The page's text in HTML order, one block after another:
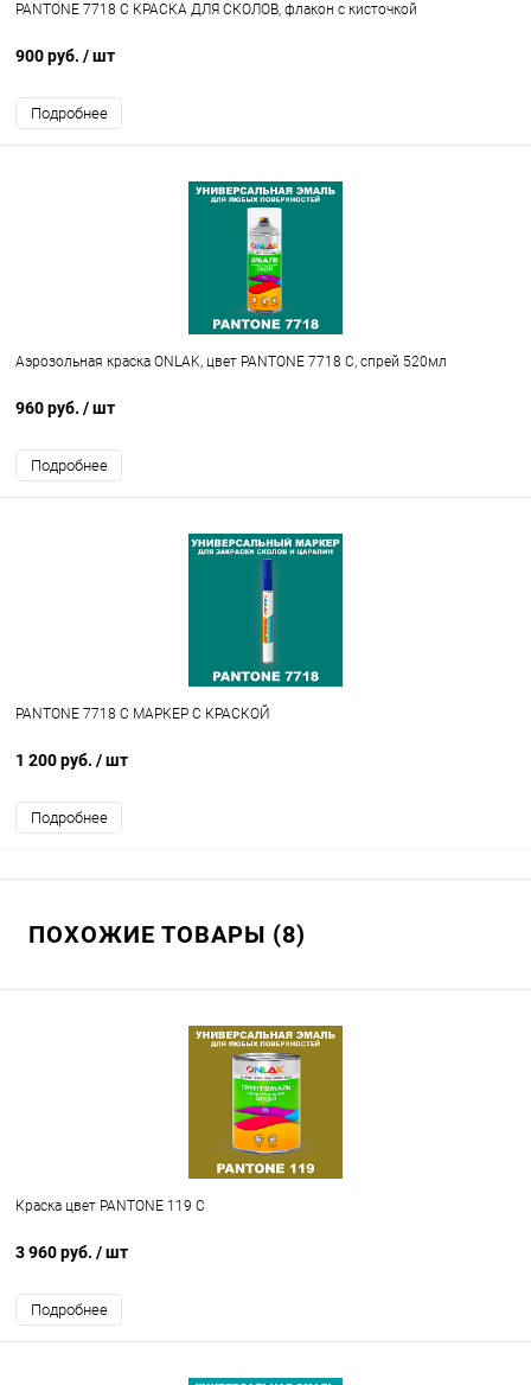
PANTONE 7718 C КРАСКА ДЛЯ СКОЛОВ, флакон с кисточкой
900 руб. / шт
Подробнее
Аэрозольная краска ONLAK, цвет PANTONE 7718 C, спрей 520мл
960 руб. / шт
Подробнее
PANTONE 7718 C МАРКЕР С КРАСКОЙ
1 200 руб. / шт
Подробнее
ПОХОЖИЕ ТОВАРЫ (8)
Краска цвет PANTONE 119 C
3 960 руб. / шт
Подробнее